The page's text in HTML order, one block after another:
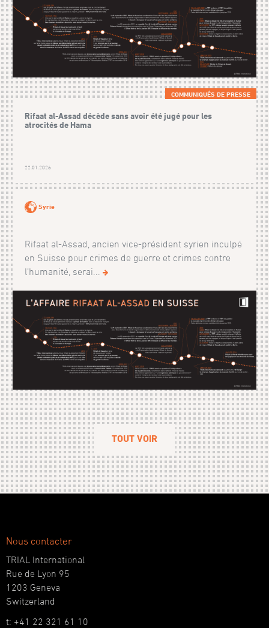
COMMUNIQUÉS DE PRESSE
Rifaat al-Assad décède sans avoir été jugé pour les
atrocités de Hama
22.01.2026
Syrie
Rifaat al-Assad, ancien vice-président syrien inculpé
en Suisse pour crimes de guerre et crimes contre
l’humanité, serai...
TOUT VOIR
Nous contacter
TRIAL International
Rue de Lyon 95
1203 Geneva
Switzerland
t: +41 22 321 61 10